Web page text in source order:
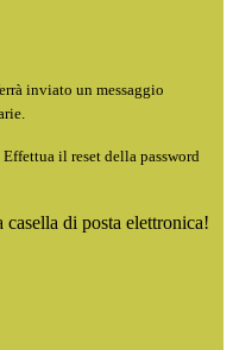
inviato un messaggio
il reset della password
di posta elettronica!